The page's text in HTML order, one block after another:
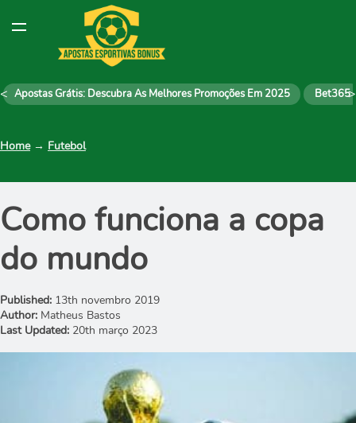
< >
Apostas Grátis: Descubra As Melhores Promoções Em 2025 Bet365
Home→ Futebol
Como funciona a copa
do mundo
Published: 13th novembro 2019
Author: Matheus Bastos
Last Updated: 20th março 2023